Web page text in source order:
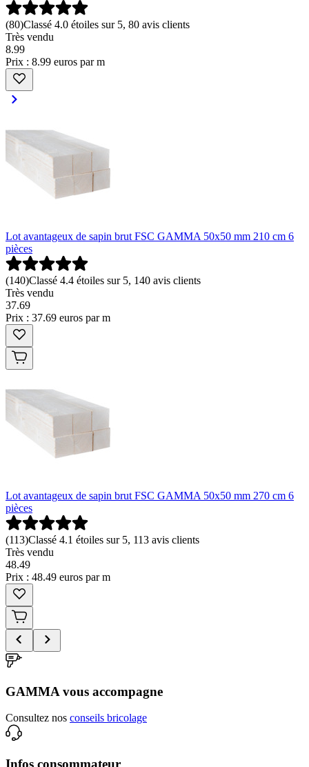
(80)Classé 4.0 étoiles sur 5, 80 avis clients
Très vendu
8.99
Prix : 8.99 euros par m
Lot avantageux de sapin brut FSC GAMMA 50x50 mm 210 cm 6
pièces
(140)Classé 4.4 étoiles sur 5, 140 avis clients
Très vendu
37.69
Prix : 37.69 euros par m
Lot avantageux de sapin brut FSC GAMMA 50x50 mm 270 cm 6
pièces
(113)Classé 4.1 étoiles sur 5, 113 avis clients
Très vendu
48.49
Prix : 48.49 euros par m
GAMMA vous accompagne
Consultez nos conseils bricolage
Infos consommateur